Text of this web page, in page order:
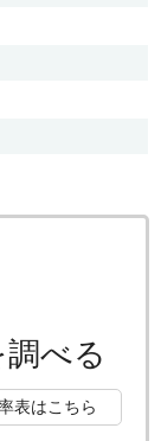
べる
表はこちら